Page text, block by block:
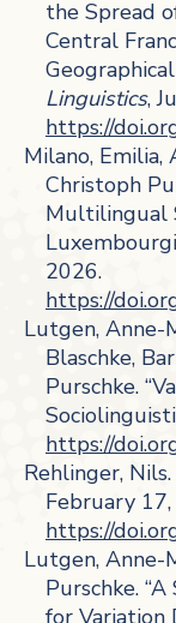
the Spread
Central
Linguistics,
https://
Milano, Emilia,
Christoph
Multilingual
2026.
https://
Lutgen, Anne-
Blaschke,
Purschke.
https://
Rehlinger,
February
https://
Lutgen, Anne-
Purschke.
for Variation